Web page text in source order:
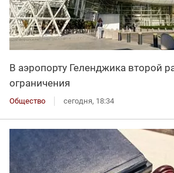
В аэропорту Геленджика второй
ограничения
Общество сегодня, 18:34